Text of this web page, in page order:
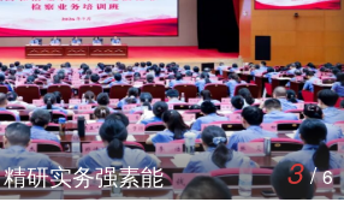
研实务强素能 3/6
在恩施州调研